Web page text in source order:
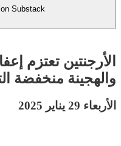
Substack
الأرجنتين تعتزم
والهجينة منخفضة
الأربعاء 29 يناير 2025